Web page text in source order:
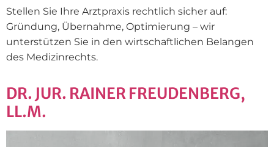
Stellen Sie Ihre Arztpraxis rechtlich sicher auf:
Gründung, Übernahme, Optimierung – wir
unterstützen Sie in den wirtschaftlichen Belangen
des Medizinrechts.
DR. JUR. RAINER FREUDENBERG,
LL.M.